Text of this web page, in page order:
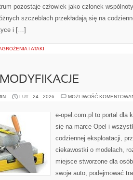
pozostaje człowiek jako członek
szczeblach przekładają się na
i […]
I ATAKI
MODYFIKACJE
LUT - 24 - 2026 MOŻLIWOŚĆ
e-opel.com.pl to portal dla
się na marce Opel i
codziennej eksploatacji,
ciekawostki o modelach,
miejsce stworzone dla
swoje auto, podejmować